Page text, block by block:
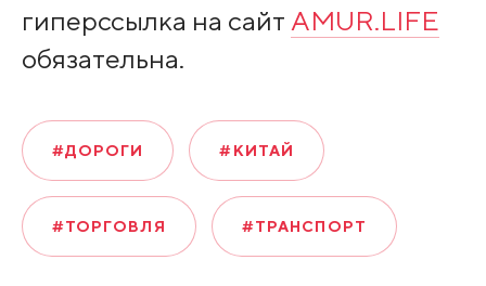
гиперссылка на сайт AMUR.LIFE
обязательна.
#ДОРОГИ #КИТАЙ
#ТОРГОВЛЯ #ТРАНСПОРТ